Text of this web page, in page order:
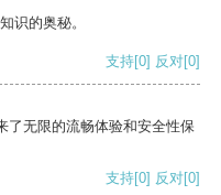
识的奥秘。
支持[0] 反对[0]
了无限的流畅体验和安全性保
支持[0] 反对[0]